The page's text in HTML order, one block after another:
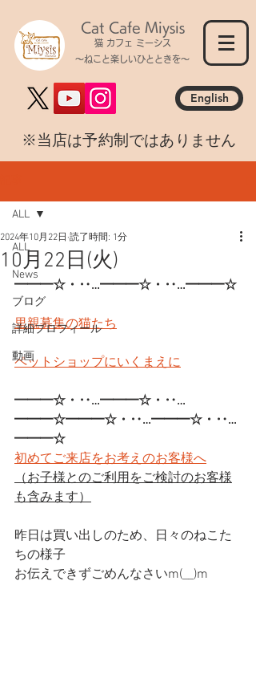
Cat Cafe Miysis
猫 カフェ ミーシス
～ねこと楽しいひとときを～
English
​※当店は予約制ではありません
ALL
News
ブログ
詳細プロフィール
動画
ALL
10月22日(火)
2024年10月22日 読了時間: 1分
━━━☆・‥…━━━☆・‥…━━━☆
里親募集の猫たち
ペットショップにいくまえに
━━━☆・‥…━━━☆・‥…
━━━☆━━━☆・‥…━━━☆・‥…
━━━☆
初めてご来店をお考えのお客様へ
（お子様とのご利用をご検討のお客様
も含みます）
昨日は買い出しのため、日々のねこた
ちの様子
お伝えできずごめんなさいm(__)m